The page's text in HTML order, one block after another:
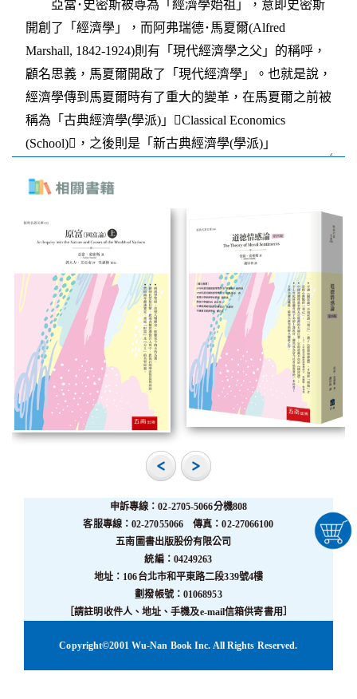
申訴專線：02-2705-5066分機808
客服專線：02-27055066 傳真：02-27066100
五南圖書出版股份有限公司
統編：04249263
地址：106台北市和平東路二段339號4樓
劃撥帳號：01068953
［請註明收件人、地址、手機及e-mail信箱供寄書用］
Copyright©2001 Wu-Nan Book Inc. All Rights Reserved.